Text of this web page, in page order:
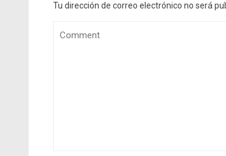
Tu dirección de correo electrónico no será